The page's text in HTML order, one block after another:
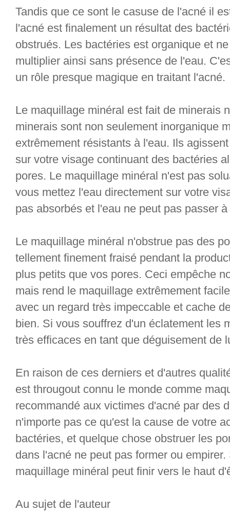
Tandis que ce sont le casuse de l'acné il
l'acné est finalement un résultat des
obstrués. Les bactéries est organique et
multiplier ainsi sans présence de l'eau.
un rôle presque magique en traitant l'acné.
Le maquillage minéral est fait de minerais
minerais sont non seulement inorganique
extrêmement résistants à l'eau. Ils
sur votre visage continuant des bactéries
pores. Le maquillage minéral n'est pas
vous mettez l'eau directement sur votre
pas absorbés et l'eau ne peut pas passer
Le maquillage minéral n'obstrue pas des
tellement finement fraisé pendant la
plus petits que vos pores. Ceci empêche
mais rend le maquillage extrêmement
avec un regard très impeccable et cache
bien. Si vous souffrez d'un éclatement les
très efficaces en tant que déguisement de
En raison de ces derniers et d'autres
est througout connu le monde comme
recommandé aux victimes d'acné par des
n'importe pas ce qu'est la cause de votre
bactéries, et quelque chose obstruer les
dans l'acné ne peut pas former ou
maquillage minéral peut finir vers le haut
Au sujet de l'auteur